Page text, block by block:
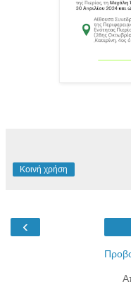
Κοινή χρήση
‹